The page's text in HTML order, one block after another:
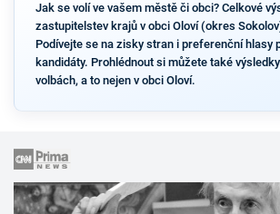
Jak se volí ve vašem městě či obci? Celkové
zastupitelstev krajů v obci Oloví (okres
Podívejte se na zisky stran i preferenční hlasy
kandidáty. Prohlédnout si můžete také
volbách, a to nejen v obci Oloví.